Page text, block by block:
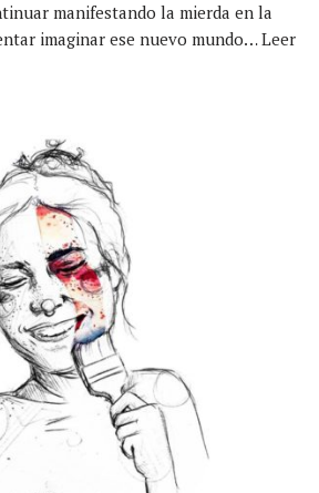
manifestando la mierda en la
imaginar ese nuevo mundo…Leer